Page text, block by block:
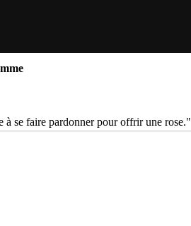
à se faire pardonner pour offrir une rose."